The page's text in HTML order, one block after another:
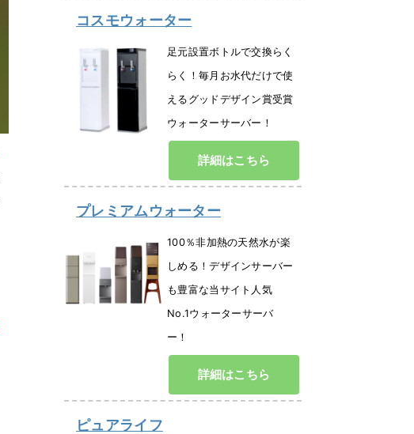
コスモウォーター
足元設置ボトルで交換らく
らく！毎月お水代だけで使
えるグッドデザイン賞受賞
ウォーターサーバー！
詳細はこちら
プレミアムウォーター
100％非加熱の天然水が楽
しめる！デザインサーバー
も豊富な当サイト人気
No.1ウォーターサーバ
ー！
詳細はこちら
ピュアライフ